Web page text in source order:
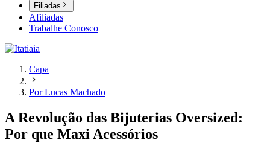
Filiadas
Afiliadas
Trabalhe Conosco
Capa
Por Lucas Machado
A Revolução das Bijuterias Oversized:
Por que Maxi Acessórios